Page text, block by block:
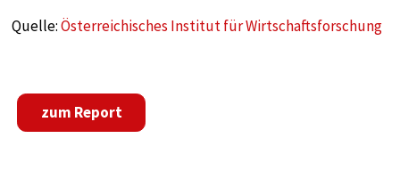
Quelle:Österreichisches Institut für Wirtschaftsforschung
zum Report
STATISTIK
Informationen helfen uns, das Verhalten unserer
Nutzer auf unserer Webseite besser zu
verstehen.